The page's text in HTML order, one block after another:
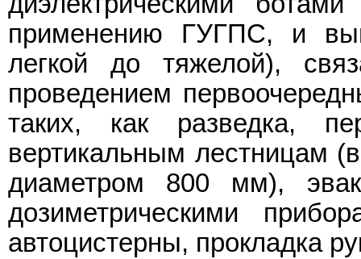
применению ГУГПС, и
легкой до тяжелой),
проведением
таких, как разведка,
вертикальным лестницам
диаметром 800 мм),
дозиметрическими
автоцистерны, прокладка